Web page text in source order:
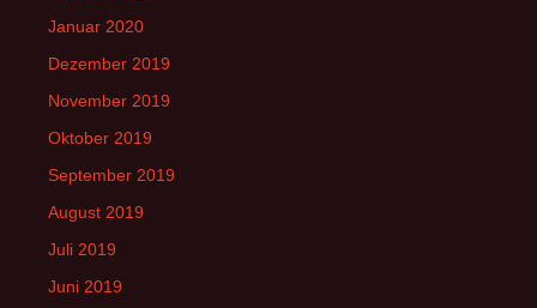
Januar 2020
Dezember 2019
November 2019
Oktober 2019
September 2019
August 2019
Juli 2019
Juni 2019